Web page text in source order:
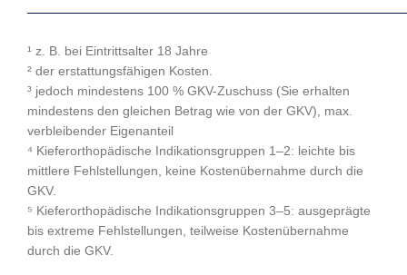
¹ z. B. bei Eintritts­alter 18 Jahre
² der erstattungs­fähigen Kosten.
³ jedoch mindestens 100 % GKV-Zuschuss (Sie erhalten
mindestens den gleichen Betrag wie von der GKV), max.
verblei­bender Eigen­anteil
⁴ Kiefer­orthopä­dische Indikations­gruppen 1–2: leichte bis
mittlere Fehl­stellungen, keine Kosten­über­nahme durch die
GKV.
⁵ Kiefer­ortho­pädische Indikations­gruppen 3–5: ausgeprägte
bis extreme Fehl­stellungen, teil­weise Kosten­über­nahme
durch die GKV.